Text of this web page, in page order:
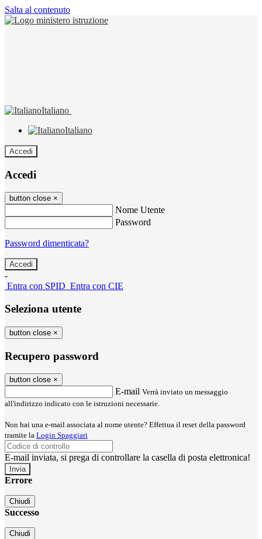
Salta al contenuto
Italiano
Italiano
Accedi
Accedi
button close ×
Nome Utente
Password
Password dimenticata?
-
Entra con SPID Entra con CIE
Seleziona utente
button close ×
Recupero password
button close ×
E-mail Verrà inviato un messaggio
all'indirizzo indicato con le istruzioni necessarie.
Non hai una e-mail associata al nome utente? Effettua il reset della password
tramite la Login Spaggiari
E-mail inviata, si prega di controllare la casella di posta elettronica!
Errore
Chiudi
Successo
Chiudi